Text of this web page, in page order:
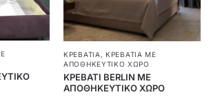
ΚΡΕΒΆΤΙΑ, ΚΡΕΒΆΤΙΑ ΜΕ
ΑΠΟΘΗΚΕΥΤΙΚΌ ΧΏΡΟ
ΚΡΕΒΑΤΙ BERLIN ΜΕ
ΑΠΟΘΗΚΕΥΤΙΚΟ ΧΩΡΟ